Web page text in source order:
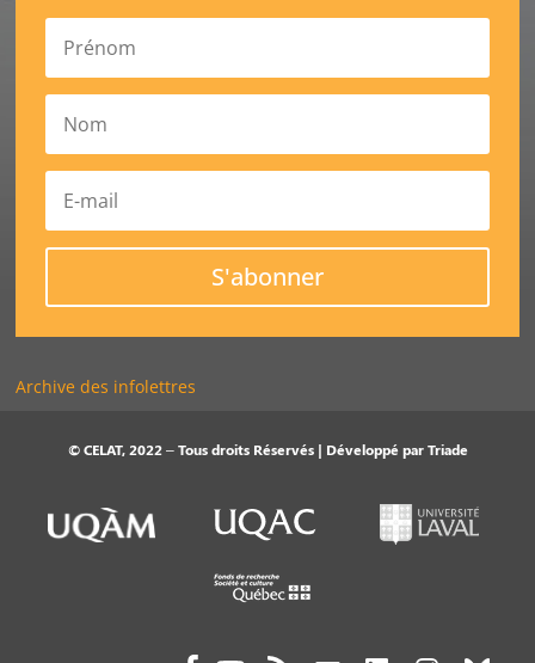
S'abonner
Archive des infolettres
© CELAT, 2022 – Tous droits Réservés | Développé parTriade